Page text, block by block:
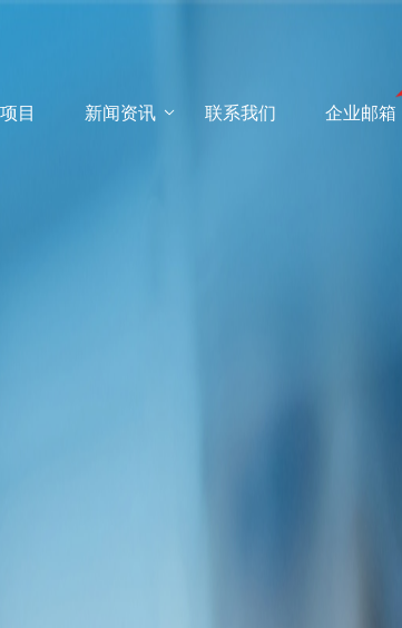
目 新闻资讯 联系我们 企业邮箱